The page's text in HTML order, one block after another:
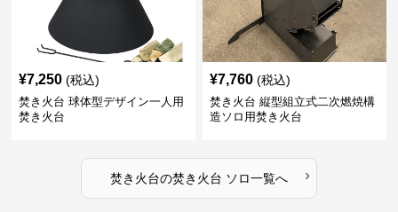
¥7,250 (税込)
焚き火台 球体型デザイン一人用
焚き火台
¥7,760 (税込)
焚き火台 縦型組立式二次燃焼構
造ソロ用焚き火台
焚き火台の焚き火台 ソロ一覧へ ›